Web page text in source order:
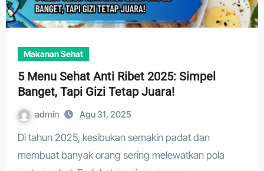
Makanan Sehat
5 Menu Sehat Anti Ribet 2025: Simpel
Banget, Tapi Gizi Tetap Juara!
admin Agu 31, 2025
Di tahun 2025, kesibukan semakin padat dan
membuat banyak orang sering melewatkan pola